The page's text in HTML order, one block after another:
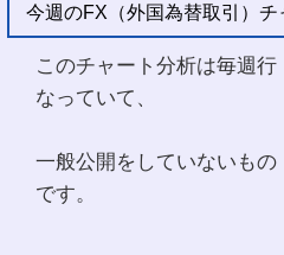
今週のFX（外国為替取引）
このチャート分析は毎週行
なっていて、
一般公開をしていないもの
です。